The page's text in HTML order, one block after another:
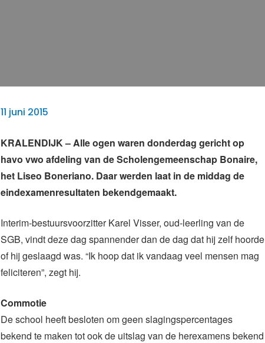
11 juni 2015
KRALENDIJK – Alle ogen waren donderdag gericht op
havo vwo afdeling van de Scholengemeenschap Bonaire,
het Liseo Boneriano. Daar werden laat in de middag de
eindexamenresultaten bekendgemaakt.
Interim-bestuursvoorzitter Karel Visser, oud-leerling van de
SGB, vindt deze dag spannender dan de dag dat hij zelf hoorde
of hij geslaagd was. “Ik hoop dat ik vandaag veel mensen mag
feliciteren”, zegt hij.
Commotie
De school heeft besloten om geen slagingspercentages
bekend te maken tot ook de uitslag van de herexamens bekend